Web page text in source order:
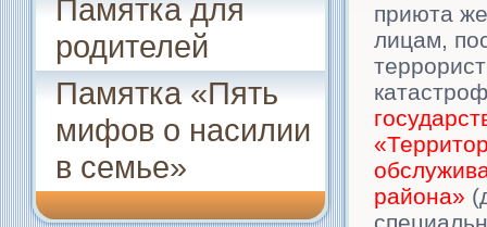
Памятка для
родителей
Памятка «Пять
мифов о насилии
в семье»
приюта
лицам,
района»